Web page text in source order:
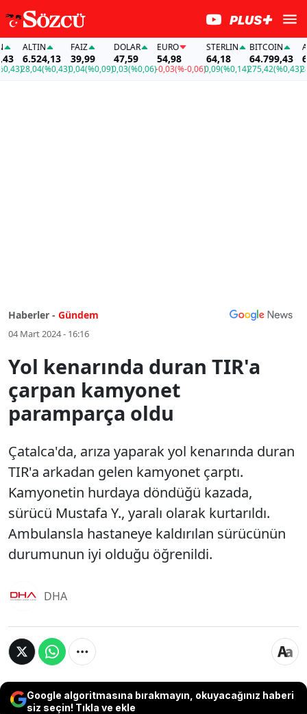
ALTIN
6.524,13
28,04(%0,43)
FAİZ
39,99
0,04(%0,09)
DOLAR
47,59
0,03(%0,06)
EURO
54,98
-0,03(%-0,06)
STERLIN
64,18
0,09(%0,14)
BITCOIN
64.799,43
275,42(%0,43)28,04
Haberler - Gündem
04 Mart 2024 - 16:16
Yol kenarında duran TIR'a
çarpan kamyonet
paramparça oldu
Çatalca'da, arıza yaparak yol kenarında duran
TIR'a arkadan gelen kamyonet çarptı.
Kamyonetin hurdaya döndüğü kazada,
sürücü Mustafa Y., yaralı olarak kurtarıldı.
Ambulansla hastaneye kaldırılan sürücünün
durumunun iyi olduğu öğrenildi.
DHA
Google algoritmasına bırakmayın, okuyacağınız haberi
siz seçin! Tıkla ve ekle